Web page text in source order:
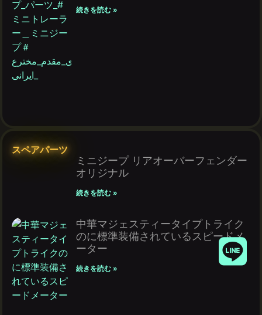
続きを読む »
スペアパーツ
ミニジープ リアオーバーフェンダー
オリジナル
続きを読む »
中華マジェスティータイプトライク
のに標準装備されているスピードメ
ーター
続きを読む »